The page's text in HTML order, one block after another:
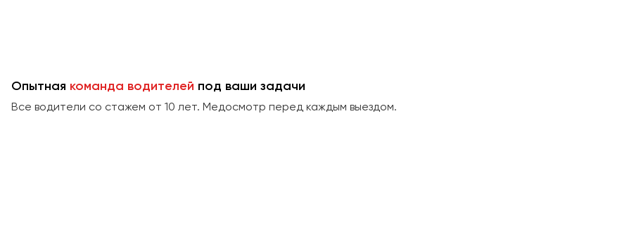
Опытная команда водителей под ваши задачи
Все водители со стажем от 10 лет. Медосмотр перед каждым выездом.